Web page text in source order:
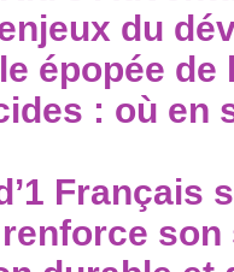
du
épopée de
: où en
Français